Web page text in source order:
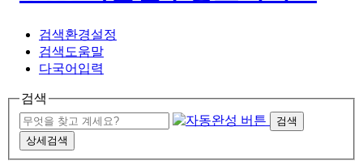
검색환경설정
검색도움말
다국어입력
검색
검색
상세검색